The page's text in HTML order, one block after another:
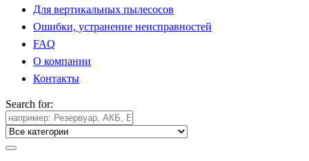
Для вертикальных пылесосов
Ошибки, устранение неисправностей
FAQ
О компании
Контакты
Search for: